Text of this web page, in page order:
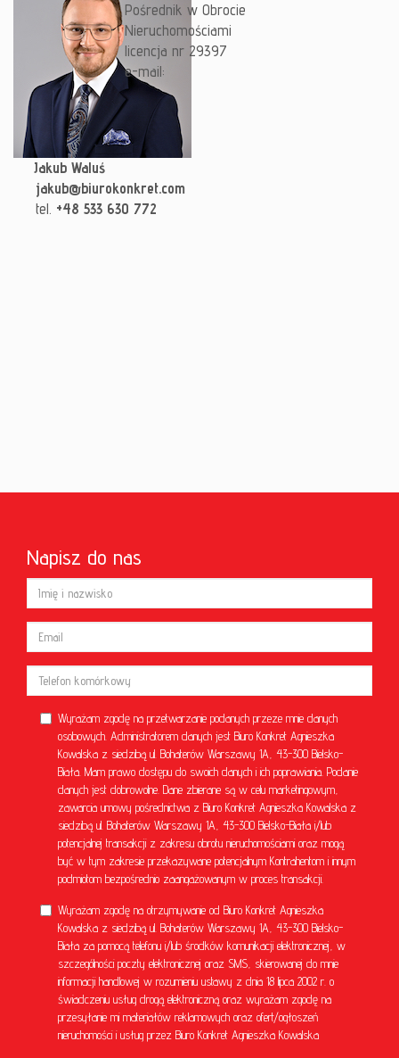
Jakub Waluś
Pośrednik w Obrocie
Nieruchomościami
licencja nr 29397
e-mail:
jakub@biurokonkret.com
tel. +48 533 630 772
Napisz do nas
Wyrażam zgodę na przetwarzanie podanych przeze mnie danych
osobowych. Administratorem danych jest Biuro Konkret Agnieszka
Kowalska z siedzibą ul. Bohaterów Warszawy 1A, 43-300 Bielsko-
Biała. Mam prawo dostępu do swoich danych i ich poprawiania. Podanie
danych jest dobrowolne. Dane zbierane są w celu marketingowym,
zawarcia umowy pośrednictwa z Biuro Konkret Agnieszka Kowalska z
siedzibą ul. Bohaterów Warszawy 1A, 43-300 Bielsko-Biała i/lub
potencjalnej transakcji z zakresu obrotu nieruchomościami oraz mogą
być w tym zakresie przekazywane potencjalnym Kontrahentom i innym
podmiotom bezpośrednio zaangażowanym w proces transakcji.
Wyrażam zgodę na otrzymywanie od Biuro Konkret Agnieszka
Kowalska z siedzibą ul. Bohaterów Warszawy 1A, 43-300 Bielsko-
Biała za pomocą telefonu i/lub środków komunikacji elektronicznej, w
szczególności poczty elektronicznej oraz SMS, skierowanej do mnie
informacji handlowej w rozumieniu ustawy z dnia 18 lipca 2002 r. o
świadczeniu usług drogą elektroniczną oraz wyrażam zgodę na
przesyłanie mi materiałów reklamowych oraz ofert/ogłoszeń
nieruchomości i usług przez Biuro Konkret Agnieszka Kowalska